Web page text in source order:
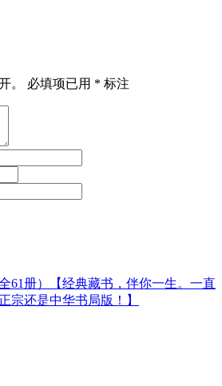
。 必填项已用 * 标注
61册）【经典藏书，伴你一生。一直
宗还是中华书局版！】